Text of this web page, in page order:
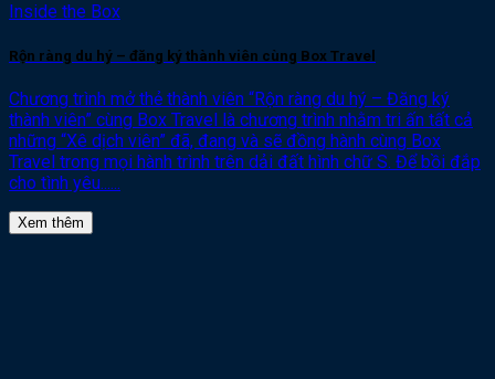
Inside the Box
Rộn ràng du hý – đăng ký thành viên cùng Box Travel
Chương trình mở thẻ thành viên “Rộn ràng du hý – Đăng ký
thành viên” cùng Box Travel là chương trình nhằm tri ấn tất cả
những “Xê dịch viên” đã, đang và sẽ đồng hành cùng Box
Travel trong mọi hành trình trên dải đất hình chữ S. Để bồi đắp
cho tình yêu......
Xem thêm